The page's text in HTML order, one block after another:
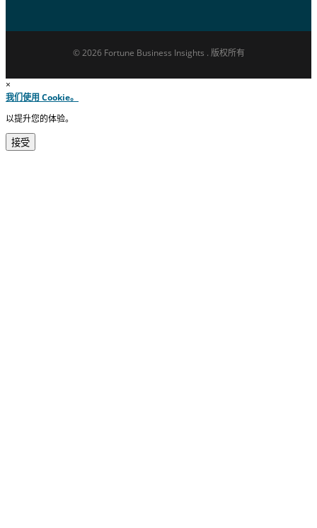
© 2026 Fortune Business Insights . 版权所有
×
我们使用 Cookie。
以提升您的体验。
接受